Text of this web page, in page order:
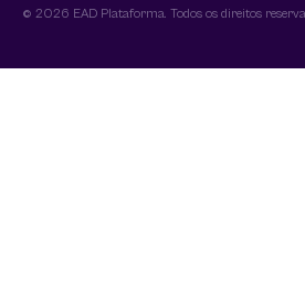
© 2026 EAD Plataforma. Todos os direitos